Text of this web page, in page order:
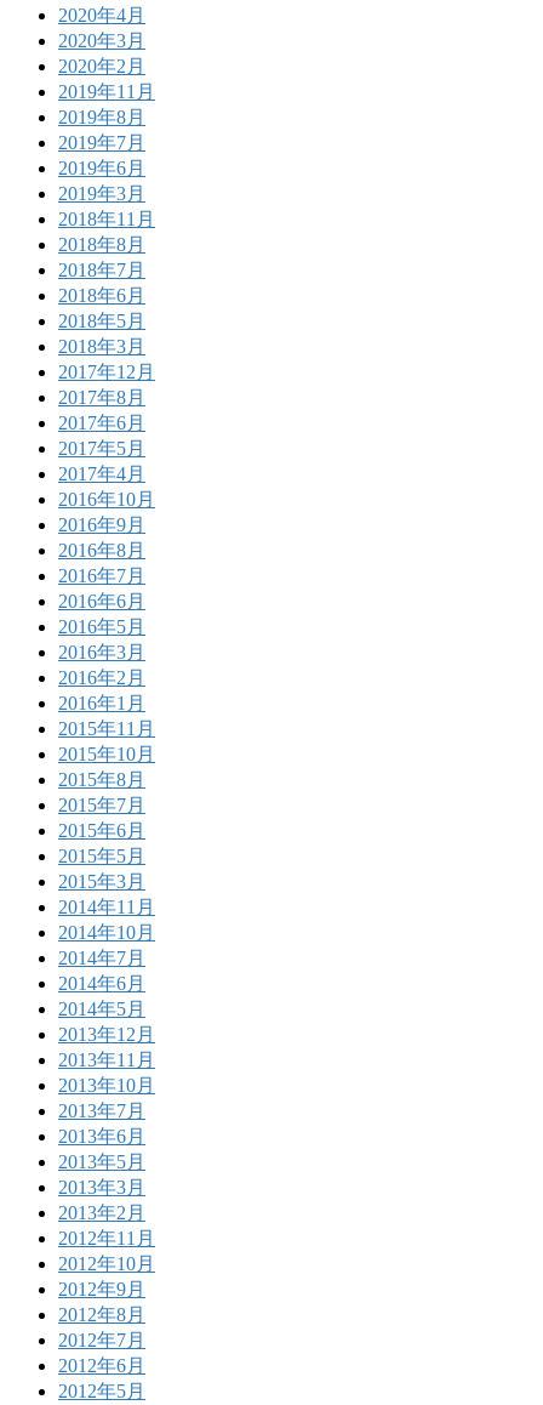
2020年4月
2020年3月
2020年2月
2019年11月
2019年8月
2019年7月
2019年6月
2019年3月
2018年11月
2018年8月
2018年7月
2018年6月
2018年5月
2018年3月
2017年12月
2017年8月
2017年6月
2017年5月
2017年4月
2016年10月
2016年9月
2016年8月
2016年7月
2016年6月
2016年5月
2016年3月
2016年2月
2016年1月
2015年11月
2015年10月
2015年8月
2015年7月
2015年6月
2015年5月
2015年3月
2014年11月
2014年10月
2014年7月
2014年6月
2014年5月
2013年12月
2013年11月
2013年10月
2013年7月
2013年6月
2013年5月
2013年3月
2013年2月
2012年11月
2012年10月
2012年9月
2012年8月
2012年7月
2012年6月
2012年5月